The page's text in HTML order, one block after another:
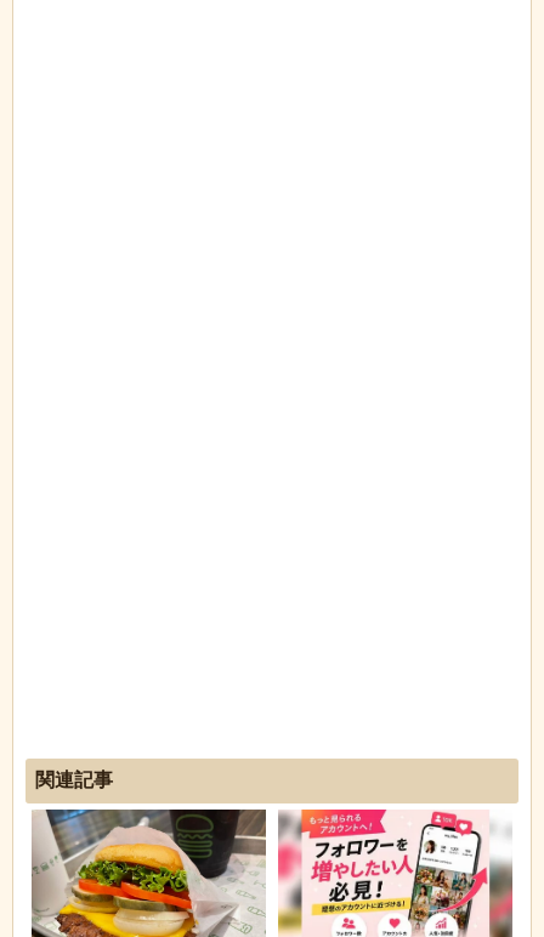
関連記事